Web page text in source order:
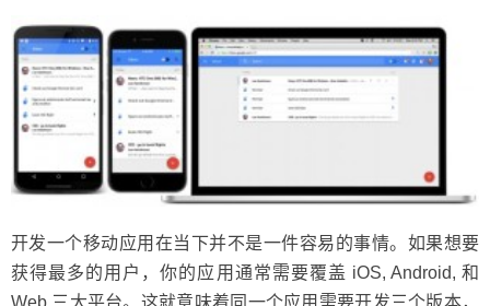
开发一个移动应用在当下并不是一件容易的事情。如果想要
获得最多的用户，你的应用通常需要覆盖 iOS, Android, 和